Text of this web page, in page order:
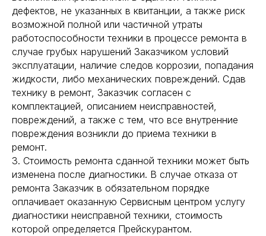
дефектов, не указанных в квитанции, а также риск
возможной полной или частичной утраты
работоспособности техники в процессе ремонта в
случае грубых нарушений Заказчиком условий
эксплуатации, наличие следов коррозии, попадания
жидкости, либо механических повреждений. Сдав
технику в ремонт, Заказчик согласен с
комплектацией, описанием неисправностей,
повреждений, а также с тем, что все внутренние
повреждения возникли до приема техники в
ремонт.
3. Стоимость ремонта сданной техники может быть
изменена после диагностики. В случае отказа от
ремонта Заказчик в обязательном порядке
оплачивает оказанную Сервисным центром услугу
диагностики неисправной техники, стоимость
которой определяется Прейскурантом.